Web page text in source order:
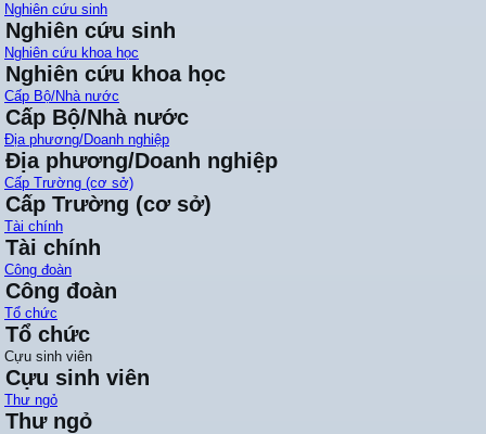
Nghiên cứu sinh
Nghiên cứu sinh
Nghiên cứu khoa học
Nghiên cứu khoa học
Cấp Bộ/Nhà nước
Cấp Bộ/Nhà nước
Địa phương/Doanh nghiệp
Địa phương/Doanh nghiệp
Cấp Trường (cơ sở)
Cấp Trường (cơ sở)
Tài chính
Tài chính
Công đoàn
Công đoàn
Tổ chức
Tổ chức
Cựu sinh viên
Cựu sinh viên
Thư ngỏ
Thư ngỏ